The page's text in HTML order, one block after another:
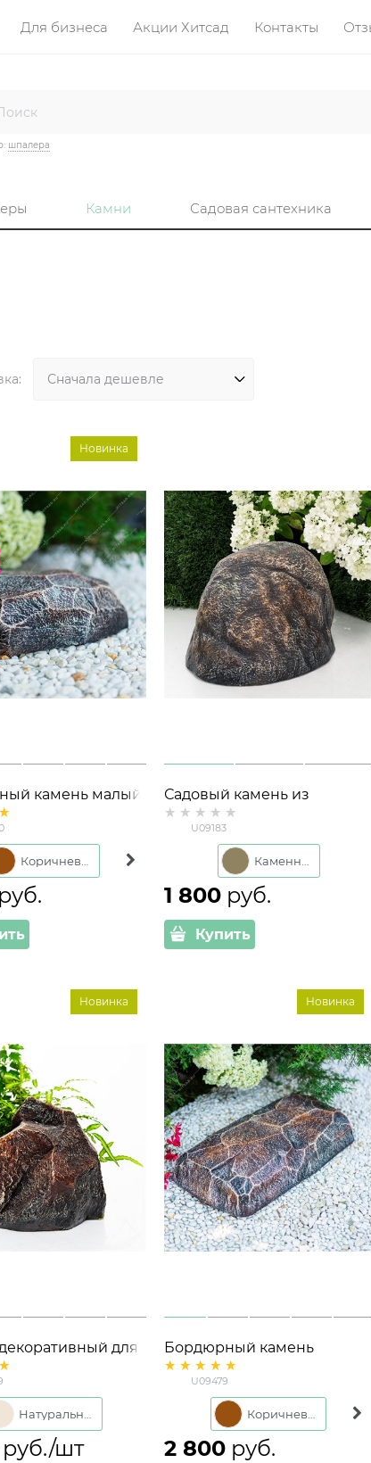
Для бизнеса Акции Хитсад Контакты
шпалера
Камни Садовая сантехника
камень малый
Новинка
Садовый камень из
стеклопластика для дачи
U09183 Валун 430х 270х240
U09183
1 800 руб.
Купить
для
стеклопластик
см
Новинка
шт
Бордюрный камень
большой U09479
стеклопластик 60*31*11 см
U09479
Новинка
2 800 руб.